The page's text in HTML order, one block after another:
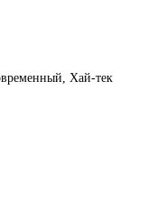
Хай-тек